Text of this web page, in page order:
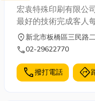
宏袁特殊印刷有限公
最好的技術完成客人
信、品質、時效及價
時間，享受即時快速
對產品的需求，讓客
location_on新北市板橋區三民路
call02-29622770
call撥打電話 directions